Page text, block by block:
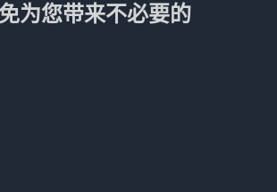
为您带来不必要的